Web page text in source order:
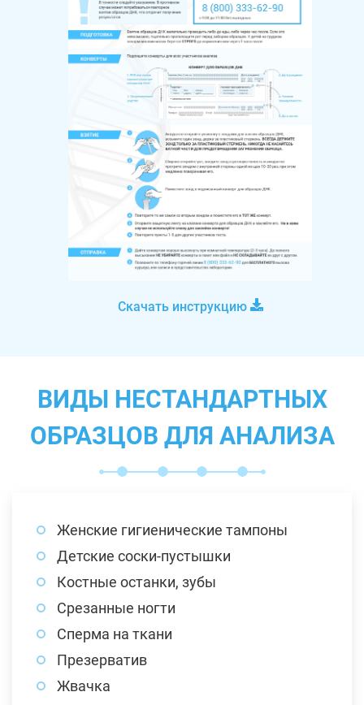
Скачать инструкцию
ВИДЫ НЕСТАНДАРТНЫХ
ОБРАЗЦОВ ДЛЯ АНАЛИЗА
Женские гигиенические тампоны
Детские соски-пустышки
Костные останки, зубы
Срезанные ногти
Сперма на ткани
Презерватив
Жвачка